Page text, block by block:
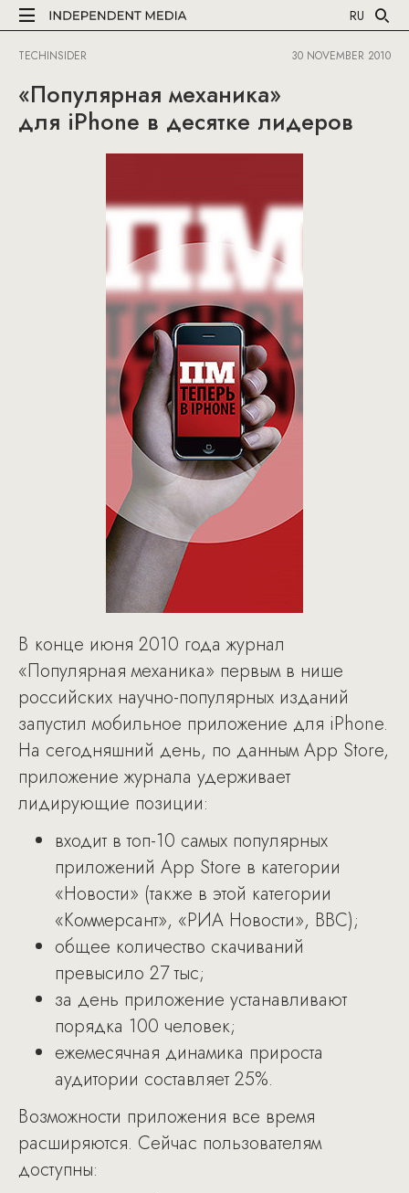
RU
TECHINSIDER 30 NOVEMBER 2010
«Популярная механика»
для iPhone в десятке лидеров
В конце июня 2010 года журнал
«Популярная механика» первым в нише
российских научно-популярных изданий
запустил мобильное приложение для iPhone.
На сегодняшний день, по данным App Store,
приложение журнала удерживает
лидирующие позиции:
входит в топ-10 самых популярных
приложений App Store в категории
«Новости» (также в этой категории
«Коммерсант», «РИА Новости», BBC);
общее количество скачиваний
превысило 27 тыс;
за день приложение устанавливают
порядка 100 человек;
ежемесячная динамика прироста
аудитории составляет 25%.
Возможности приложения все время
расширяются. Сейчас пользователям
доступны: